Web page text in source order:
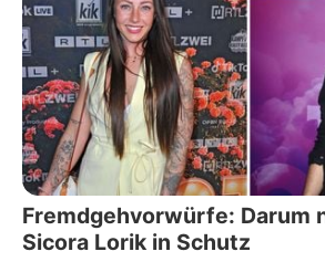
Fremdgehvorwürfe: Darum
Sicora Lorik in Schutz